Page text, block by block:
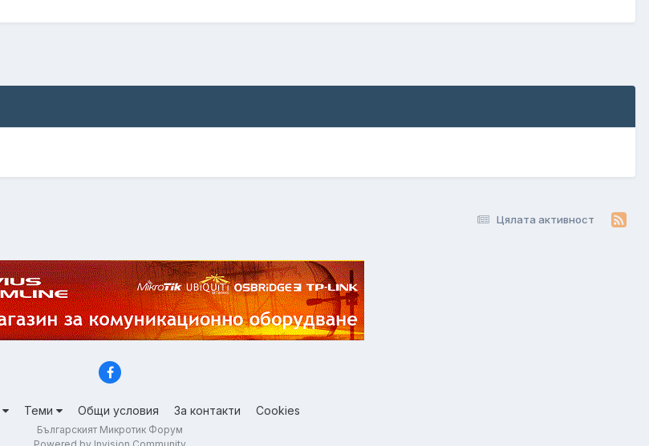
Цялата активност
Теми Общи условия За контакти Cookies
Българският Микротик Форум